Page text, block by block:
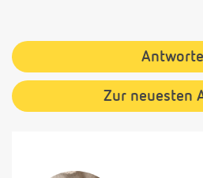
Zur neuesten